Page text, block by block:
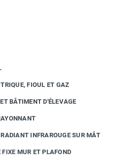
FIOUL ET GAZ
BÂTIMENT D'ÉLEVAGE
INFRAROUGE SUR MÂT
MUR ET PLAFOND